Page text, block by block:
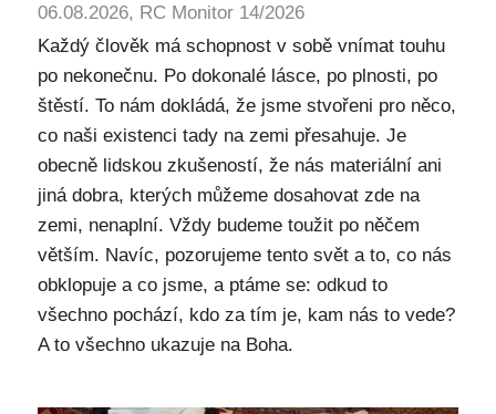
06.08.2026, RC Monitor 14/2026
Každý člověk má schopnost v sobě vnímat touhu
po nekonečnu. Po dokonalé lásce, po plnosti, po
štěstí. To nám dokládá, že jsme stvořeni pro něco,
co naši existenci tady na zemi přesahuje. Je
obecně lidskou zkušeností, že nás materiální ani
jiná dobra, kterých můžeme dosahovat zde na
zemi, nenaplní. Vždy budeme toužit po něčem
větším. Navíc, pozorujeme tento svět a to, co nás
obklopuje a co jsme, a ptáme se: odkud to
všechno pochází, kdo za tím je, kam nás to vede?
A to všechno ukazuje na Boha.